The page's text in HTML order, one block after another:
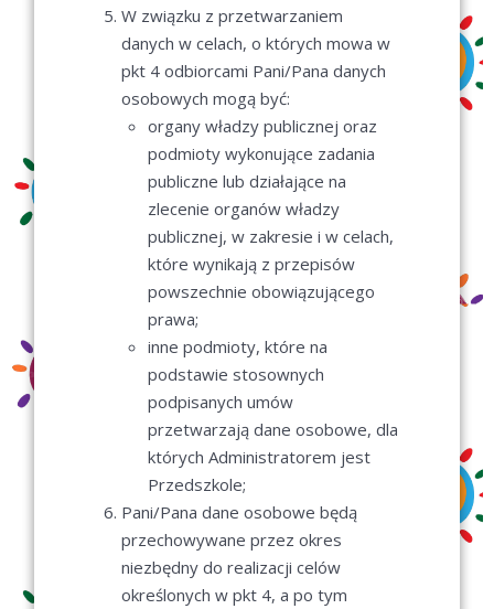
W związku z przetwarzaniem
danych w celach, o których mowa w
pkt 4 odbiorcami Pani/Pana danych
osobowych mogą być:
organy władzy publicznej oraz
podmioty wykonujące zadania
publiczne lub działające na
zlecenie organów władzy
publicznej, w zakresie i w celach,
które wynikają z przepisów
powszechnie obowiązującego
prawa;
inne podmioty, które na
podstawie stosownych
podpisanych umów
przetwarzają dane osobowe, dla
których Administratorem jest
Przedszkole;
Pani/Pana dane osobowe będą
przechowywane przez okres
niezbędny do realizacji celów
określonych w pkt 4, a po tym